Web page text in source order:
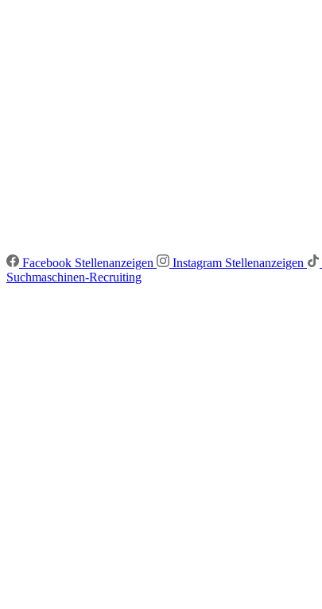
Facebook Stellenanzeigen Instagram Stellenanzeigen
Suchmaschinen-Recruiting